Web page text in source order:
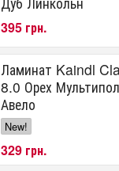
395 грн.
Ламинат Kaindl
8.0 Орех
Авело
New!
329 грн.